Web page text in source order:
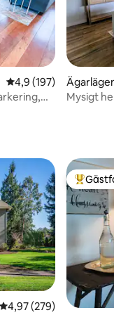
4,9 av 5 i
4,9 (197)
Mysigt
4,97 av 5 i
4,97 (279)
Populär